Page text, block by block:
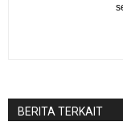
BERITA TERKAIT